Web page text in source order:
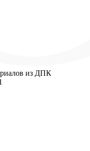
из ДПК